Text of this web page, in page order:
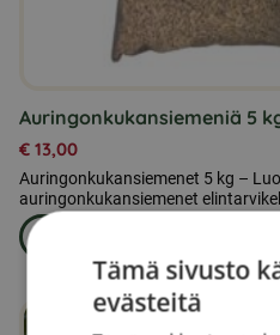
Auringonkukansiemeniä 5
€ 13,00
Auringonkukansiemenet 5 kg –
auringonkukansiemenet
Tämä sivusto
evästeitä